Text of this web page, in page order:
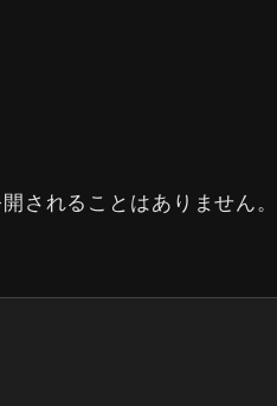
されることはありません。